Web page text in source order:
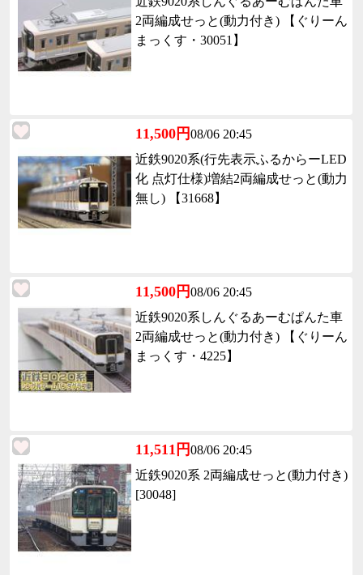
2両編成せっと(動力付き) 【ぐりーん
まっくす・30051】
11,500円08/06 20:45
近鉄9020系(行先表示ふるからーLED
化 点灯仕様)増結2両編成せっと(動力
無し) 【31668】
11,500円08/06 20:45
近鉄9020系しんぐるあーむぱんた車
2両編成せっと(動力付き) 【ぐりーん
まっくす・4225】
11,511円08/06 20:45
近鉄9020系 2両編成せっと(動力付き)
[30048]